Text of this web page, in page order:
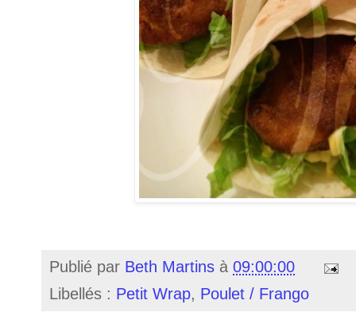
Publié par Beth Martins à 09:00:00
Libellés : Petit Wrap, Poulet / Frango